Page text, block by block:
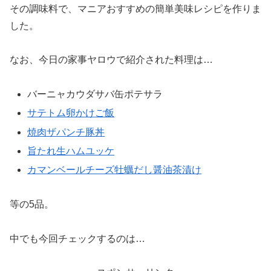
その調味料で、マニアおすすめの簡単美味レシピを作りま
した。
なお、今日の家事ヤロウで紹介された料理は…
バーニャカウダサバ缶ポテサラ
サテトム卵かけご飯
焼肉ザパンチ豚丼
旨たれ生ハムユッケ
カマンベールチーズ牡蠣だし醤油茶漬け
等の5品。
中でも今回チェックするのは…